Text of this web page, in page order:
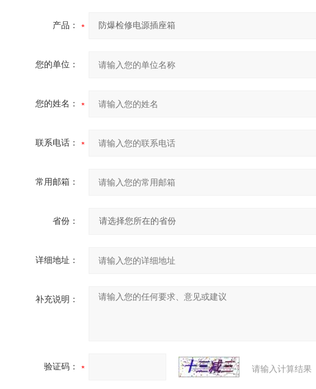
产品：
您的单位：
您的姓名：
联系电话：
常用邮箱：
省份：
详细地址：
补充说明：
验证码： 请输入计算结果